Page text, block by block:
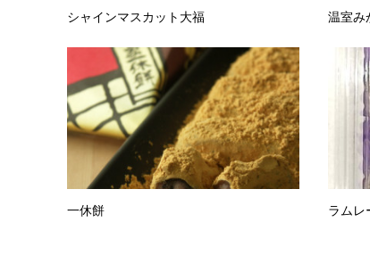
シャインマスカット大福 温室み
一休餅 ラムレ